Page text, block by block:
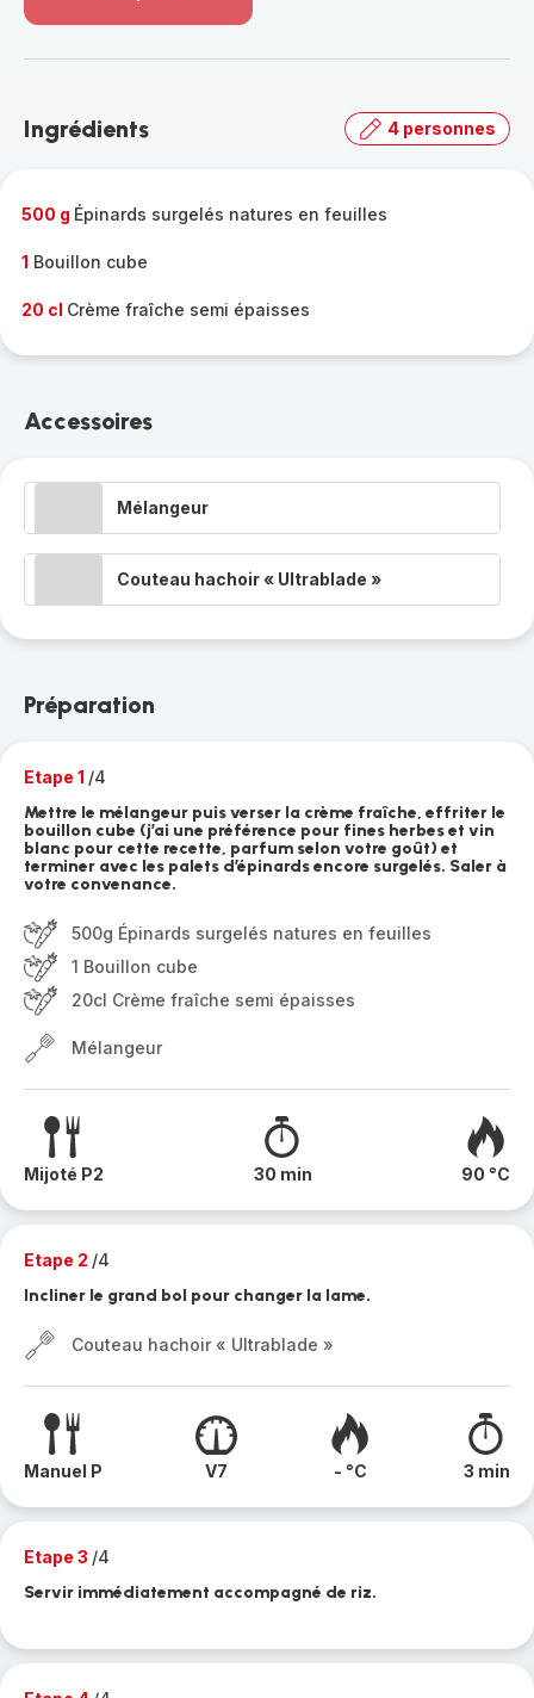
-
gamme
Ingrédients 4 personnes
500 g Épinards surgelés natures en feuilles
1 Bouillon cube
20 cl Crème fraîche semi épaisses
Accessoires
Mélangeur
Couteau hachoir « Ultrablade »
Préparation
Etape 1 /4
Mettre le mélangeur puis verser la crème fraîche, effriter le
bouillon cube (j’ai une préférence pour fines herbes et vin
blanc pour cette recette, parfum selon votre goût) et
terminer avec les palets d’épinards encore surgelés. Saler à
votre convenance.
500g Épinards surgelés natures en feuilles
1 Bouillon cube
20cl Crème fraîche semi épaisses
Mélangeur
Mijoté P2 30 min 90 °C
Etape 2 /4
Incliner le grand bol pour changer la lame.
Couteau hachoir « Ultrablade »
Manuel P V7 - °C 3 min
Etape 3 /4
Servir immédiatement accompagné de riz.